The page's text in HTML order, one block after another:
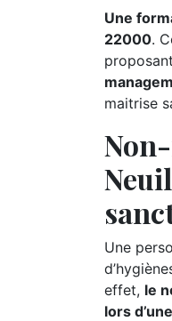
Une
22000.
maitrise
Une
effet, le
lors